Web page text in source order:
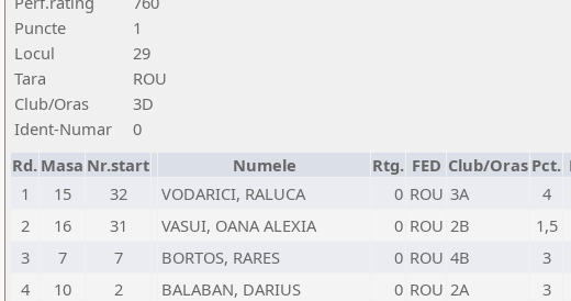
Puncte
1
Locul
29
Tara
ROU
Club/Oras
3D
Ident-Numar
0
Rd. Masa Nr.start Numele Rtg. FED Club/Oras Pct.
1
15 32 VODARICI, RALUCA 0 ROU 3A 4
2
16 31 VASUI, OANA ALEXIA 0 ROU 2B 1,5
3
7 7 BORTOS, RARES 0 ROU 4B 3
4
10 2 BALABAN, DARIUS 0 ROU 2A 3